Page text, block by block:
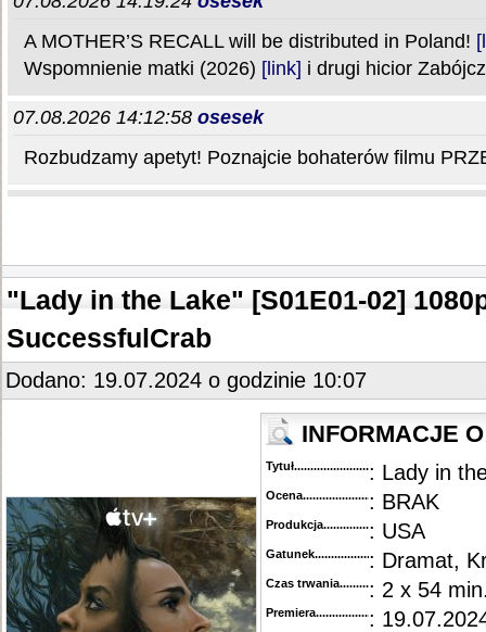
"Lady in the Lake" [S01E01-02]
SuccessfulCrab
Dodano: 19.07.2024 o godzinie 10:07
INFORMACJE
Tytuł............................................
: Lady in
Ocena.............................................
: BRAK
Produkcja.........................................
: USA
Gatunek...........................................
: Dramat,
Czas trwania......................................
: 2 x 54
Premiera..........................................
: